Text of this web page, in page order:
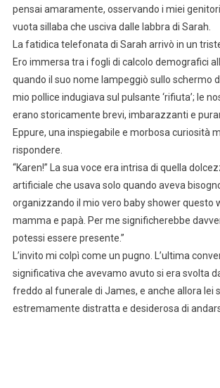
pensai amaramente, osservando i miei
vuota sillaba che usciva dalle labbra di Sarah.
La fatidica telefonata di Sarah arrivò in un
Ero immersa tra i fogli di calcolo demografici
quando il suo nome lampeggiò sullo schermo
mio pollice indugiava sul pulsante ‘rifiuta’; le
erano storicamente brevi, imbarazzanti e
Eppure, una inspiegabile e morbosa curiosità
rispondere.
“Karen!” La sua voce era intrisa di quella
artificiale che usava solo quando aveva
organizzando il mio vero baby shower questo
mamma e papà. Per me significherebbe
potessi essere presente.”
L’invito mi colpì come un pugno. L’ultima
significativa che avevamo avuto si era svolta
freddo al funerale di James, e anche allora lei
estremamente distratta e desiderosa di